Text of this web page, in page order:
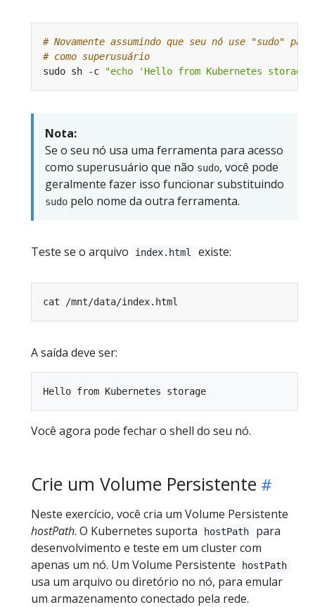
# Novamente assumindo que seu nó use "sudo"
# como superusuário
sudo sh -c
"echo 'Hello from Kubernetes
Nota:
Se o seu nó usa uma ferramenta para acesso
como superusuário que não sudo, você pode
geralmente fazer isso funcionar substituindo
sudo pelo nome da outra ferramenta.
Teste se o arquivo index.html existe:
A saída deve ser:
Você agora pode fechar o shell do seu nó.
Crie um Volume Persistente
Neste exercício, você cria um Volume Persistente
hostPath. O Kubernetes suporta hostPath
para
desenvolvimento e teste em um cluster com
apenas um nó. Um Volume Persistente
hostPath
usa um arquivo ou diretório no nó, para emular
um armazenamento conectado pela rede.